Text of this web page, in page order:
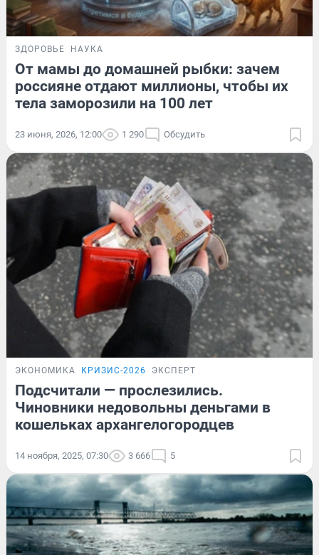
ЗДОРОВЬЕ НАУКА
От мамы до домашней рыбки: зачем
россияне отдают миллионы, чтобы их
тела заморозили на 100 лет
23 июня, 2026, 12:00 1 290 Обсудить
ЭКОНОМИКА КРИЗИС-2026 ЭКСПЕРТ
Подсчитали — прослезились.
Чиновники недовольны деньгами в
кошельках архангелогородцев
14 ноября, 2025, 07:30 3 666 5